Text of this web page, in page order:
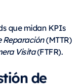
que midan KPIs
Reparación(MTTR)
Visita(FTFR).
de